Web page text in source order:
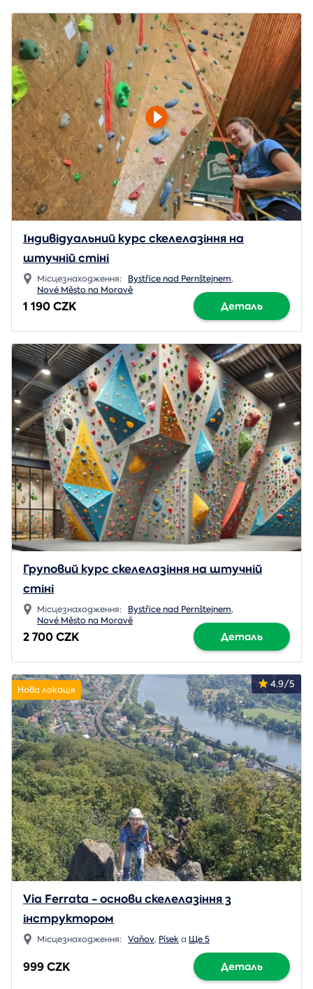
Індивідуальний курс скелелазіння на
штучній стіні
Місцезнаходження: Bystřice nad Pernštejnem,
Nové Město na Moravě
1 190 CZK Деталь
Груповий курс скелелазіння на штучній
стіні
Місцезнаходження: Bystřice nad Pernštejnem,
Nové Město na Moravě
2 700 CZK Деталь
4.9/5
Нова локація
Via Ferrata - основи скелелазіння з
інструктором
Місцезнаходження: Vaňov, Píseka Ще 5
999 CZK Деталь